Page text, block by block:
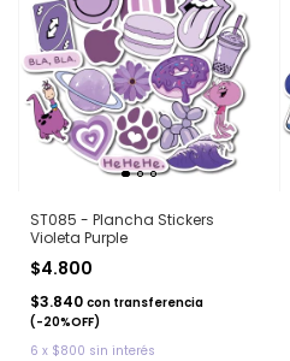
ST085 - Plancha Stickers
Violeta Purple
$4.800
$3.840 con transferencia
(-20%OFF)
6 x $800 sin interés